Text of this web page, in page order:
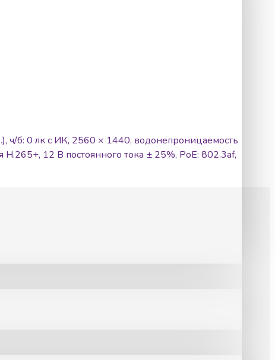
ч/б: 0 лк с ИК, 2560 × 1440, водонепроницаемость
12 В постоянного тока ± 25%, PoE: 802.3af,